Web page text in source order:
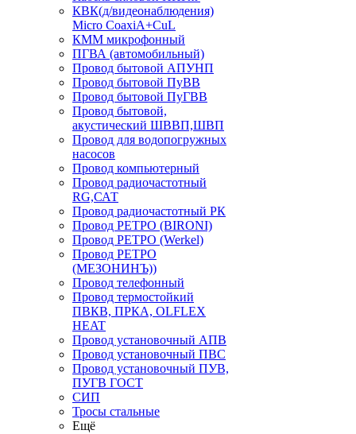
КВК(д/видеонаблюдения)
Micro CoaxiA+CuL
КММ микрофонный
ПГВА (автомобильный)
Провод бытовой АПУНП
Провод бытовой ПуВВ
Провод бытовой ПуГВВ
Провод бытовой,
акустический ШВВП,ШВП
Провод для водопогружных
насосов
Провод компьютерный
Провод радиочастотный
RG,САТ
Провод радиочастотный РК
Провод РЕТРО (BIRONI)
Провод РЕТРО (Werkel)
Провод РЕТРО
(МЕЗОНИНЪ))
Провод телефонный
Провод термостойкий
ПВКВ, ПРКА, OLFLEX
HEAT
Провод установочный АПВ
Провод установочный ПВС
Провод установочный ПУВ,
ПУГВ ГОСТ
СИП
Тросы стальные
Ещё